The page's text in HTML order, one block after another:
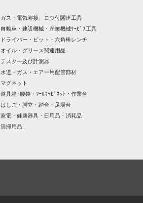
ガス・電気溶接、ロウ付関連工具
自動車・建設機械・産業機械ｻｰﾋﾞｽ工具
ドライバー・ビット・六角棒レンチ
オイル・グリース関連用品
テスター及び計測器
水道・ガス・エアー用配管部材
マグネット
道具箱･腰袋・ﾂｰﾙｷｬﾋﾞﾈｯﾄ・作業台
はしご・脚立・踏台・足場台
家電・健康器具・日用品・消耗品
清掃用品